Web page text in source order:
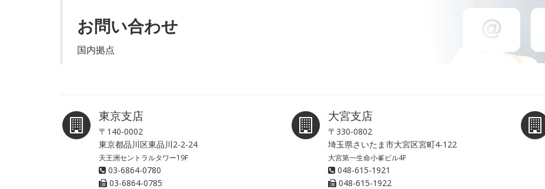
お問い合わせ
国内拠点
東京支店
〒140-0002
東京都品川区東品川2-2-24
天王洲セントラルタワー19F
03-6864-0780
03-6864-0785
大宮支店
〒330-0802
埼玉県さいたま市大宮区宮町4-122
大宮第一生命小峯ビル4F
048-615-1921
048-615-1922